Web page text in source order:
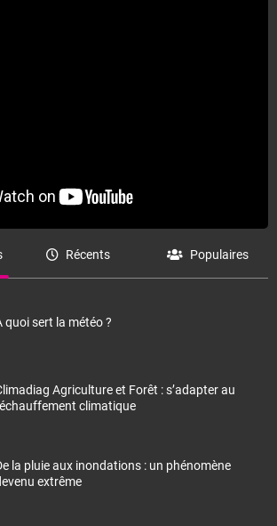
Récents Populaires
quoi sert la météo ?
Agriculture et Forêt : s’adapter au
climatique
la pluie aux inondations : un phénomène
extrême